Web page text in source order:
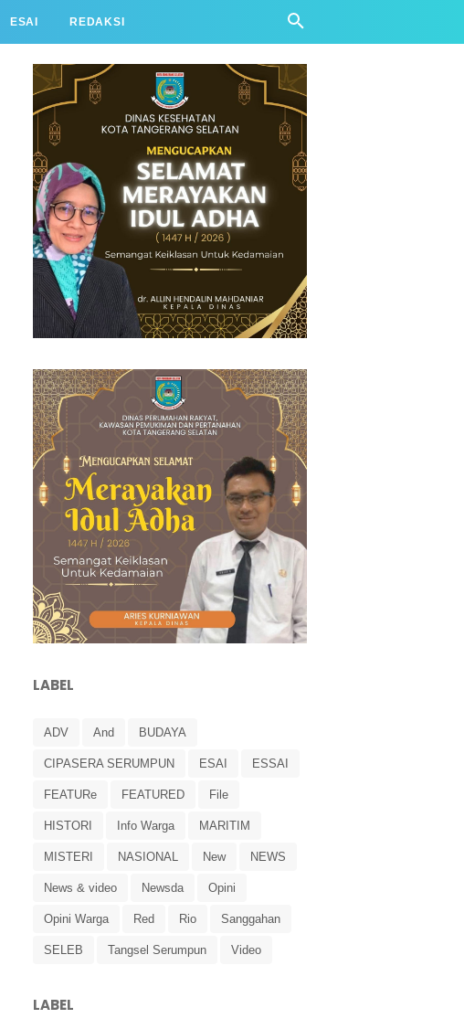
ESAI REDAKSI
LABEL
ADV And BUDAYA
CIPASERA SERUMPUN ESAI ESSAI
FEATURe FEATURED File
HISTORI Info Warga MARITIM
MISTERI NASIONAL New NEWS
News & video Newsda Opini
Opini Warga Red Rio Sanggahan
SELEB Tangsel Serumpun Video
LABEL